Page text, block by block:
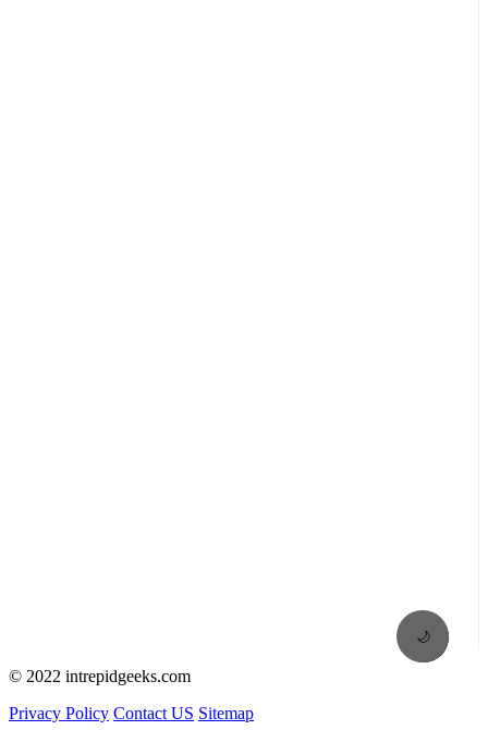
🌙
© 2022 intrepidgeeks.com
Privacy Policy Contact US Sitemap